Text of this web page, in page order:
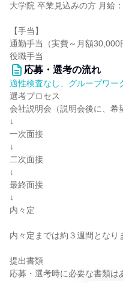
大学院 卒業見込みの方 月給
【手当】
通勤手当（実費～月額30,000
役職手当
応募・選考の流れ
適性検査なし、グループワー
選考プロセス
会社説明会（説明会後に、希
↓
一次面接
↓
二次面接
↓
最終面接
↓
内々定
内々定までは約３週間となり
提出書類
応募・選考時に必要な書類は